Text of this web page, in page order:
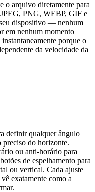
o arquivo diretamente para
JPEG, PNG, WEBP, GIF e
dispositivo — nenhum
em nenhum momento
porque o
da velocidade da
definir qualquer ângulo
preciso do horizonte.
ou anti-horário para
de espelhamento para
ou vertical. Cada ajuste
exatamente como a